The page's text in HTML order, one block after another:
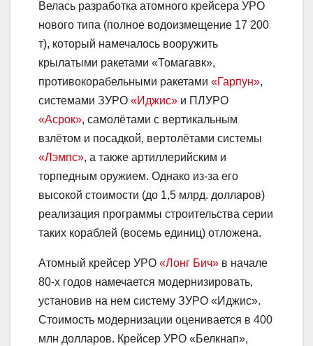
Велась разработка атомного крейсера УРО
нового типа (полное водоизмещение 17 200
т), который намечалось вооружить
крылатыми ракетами «Томагавк»,
противокорабельными ракетами «Гарпун»,
системами ЗУРО «Иджис» и ПЛУРО
«Асрок», самолётами с вертикальным
взлётом и посадкой, вертолётами системы
«Лэмпс», а также артиллерийским и
торпедным оружием. Однако из-за его
высокой стоимости (до 1,5 млрд. долларов)
реализация программы строительства серии
таких кораблей (восемь единиц) отложена.
Атомный крейсер УРО «Лонг Бич» в начале
80-х годов намечается модернизировать,
установив на нем систему ЗУРО «Иджис».
Стоимость модернизации оценивается в 400
млн долларов. Крейсер УРО «Белкнап»,